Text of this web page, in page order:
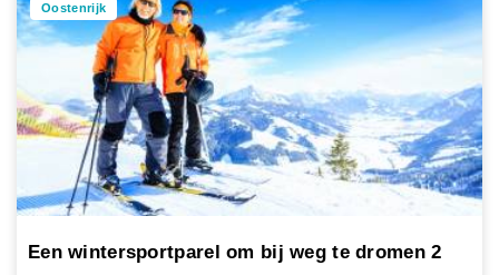
Oostenrijk
Een wintersportparel om bij weg te dromen 2